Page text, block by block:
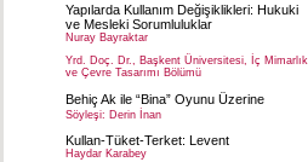
Yapılarda Kullanım Değişiklikleri: Hukuki
ve Mesleki Sorumluluklar
Nuray Bayraktar
Yrd. Doç. Dr., Başkent Üniversitesi, İç Mimarlık
ve Çevre Tasarımı Bölümü
Behiç Ak ile “Bina” Oyunu Üzerine
Söyleşi: Derin İnan
Kullan-Tüket-Terket: Levent
Haydar Karabey